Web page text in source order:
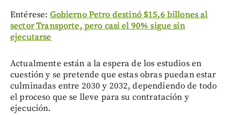
Entérese: Gobierno Petro destinó $15,6 billones al
sector Transporte, pero casi el 90% sigue sin
ejecutarse
Actualmente están a la espera de los estudios en
cuestión y se pretende que estas obras puedan estar
culminadas entre 2030 y 2032, dependiendo de todo
el proceso que se lleve para su contratación y
ejecución.